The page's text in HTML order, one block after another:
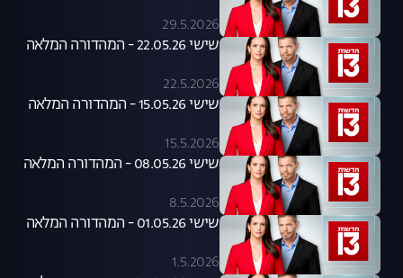
29.5.2026
שישי 22.05.26 - המהדורה המלאה
22.5.2026
שישי 15.05.26 - המהדורה המלאה
15.5.2026
שישי 08.05.26 - המהדורה המלאה
8.5.2026
שישי 01.05.26 - המהדורה המלאה
1.5.2026